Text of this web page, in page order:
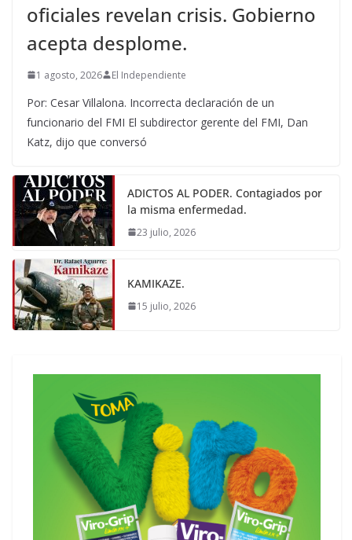
oficiales revelan crisis. Gobierno
acepta desplome.
1 agosto, 2026 El Independiente
Por: Cesar Villalona. Incorrecta declaración de un
funcionario del FMI El subdirector gerente del FMI, Dan
Katz, dijo que conversó
ADICTOS AL PODER. Contagiados por
la misma enfermedad.
23 julio, 2026
KAMIKAZE.
15 julio, 2026